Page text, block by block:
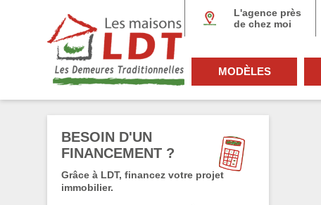
L'agence près
de chez moi
MODÈLES
BESOIN D'UN
FINANCEMENT ?
Grâce à LDT, financez votre projet
immobilier.